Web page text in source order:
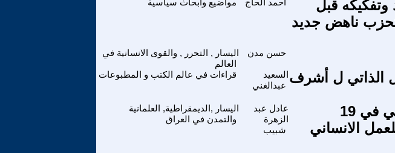
مواضيع وابحاث سياسية احمد الحاج
قبل
ناهض جديد
اليسار , التحرر , والقوى الانسانية في
العالم
حسن مدن
قراءات في عالم الكتب و المطبوعات
السعيد
عبدالغني الذاتي ل أشرف
اليسار ,الديمقراطية, العلمانية
والتمدن في العراق
عادل عبد
الزهرة
شبيب
بمناسبة اليوم العالمي للعمل الانساني في 19
الانساني